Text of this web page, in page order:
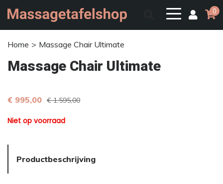
0
Home Massage Chair Ultimate
Massage Chair Ultimate
€ 995,00 € 1.595,00
Niet op voorraad
Productbeschrijving